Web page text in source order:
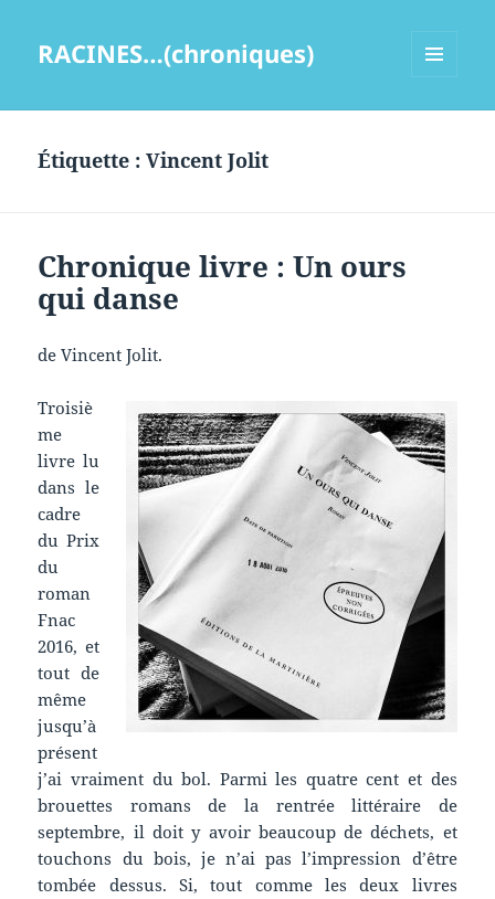
RACINES…(chroniques)
Étiquette :Vincent Jolit
Chronique livre : Un ours
qui danse
de Vincent Jolit.
Troisiè
me
livre lu
dans le
cadre
du Prix
du
roman
Fnac
2016, et
tout de
même
jusqu’à
présent
j’ai vraiment du bol. Parmi les quatre cent et des
brouettes romans de la rentrée littéraire de
septembre, il doit y avoir beaucoup de déchets, et
touchons du bois, je n’ai pas l’impression d’être
tombée dessus. Si, tout comme les deux livres